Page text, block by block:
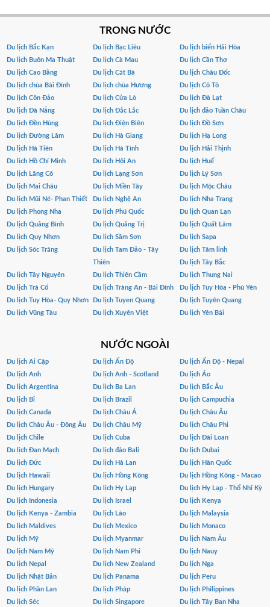
TRONG NƯỚC
Du lịch Bắc Kạn Du lịch Bạc Liêu
Du lịch biển Hải Hòa
Du lịch Buôn Ma Thuật
Du lịch Cà Mau
Du lịch Cần Thơ
Du lịch Cao Bằng
Du lịch Cát Bà
Du lịch Châu Đốc
Du lịch chùa Bái Đính
Du lịch chùa Hương
Du lịch Cô Tô
Du lịch Côn Đảo
Du lịch Cửa Lò
Du lịch Đà Lạt
Du lịch Đà Nẵng
Du lịch Đắc Lắc
Du lịch đảo Tuần Châu
Du lịch Đền Hùng
Du lịch Điện Biên
Du lịch Đồ Sơn
Du lịch Đường Lâm
Du lịch Hà Giang
Du lịch Hạ Long
Du lịch Hà Tiên
Du lịch Hà Tĩnh
Du lịch Hải Thịnh
Du lịch Hồ Chí Minh
Du lịch Hội An
Du lịch Huế
Du lịch Lăng Cô
Du lịch Lạng Sơn
Du lịch Lý Sơn
Du lịch Mai Châu
Du lịch Miền Tây
Du lịch Mộc Châu
Du lịch Mũi Né- Phan Thiết
Du lịch Nghệ An
Du lịch Nha Trang
Du lịch Phong Nha
Du lịch Phú Quốc
Du lịch Quan Lạn
Du lịch Quảng Bình
Du lịch Quảng Trị
Du lịch Quất Lâm
Du lịch Quy Nhơn
Du lịch Sầm Sơn
Du lịch Sapa
Du lịch Sóc Trăng
Du lịch Tam Đảo - Tây
Thiên
Du lịch Tâm linh
Du lịch Tây Bắc
Du lịch Tây Nguyên
Du lịch Thiên Cầm
Du lịch Thung Nai
Du lịch Trà Cổ
Du lịch Tràng An - Bái Đính
Du lịch Tuy Hòa - Phú Yên
Du lịch Tuy Hòa- Quy Nhơn
Du lịch Tuyen Quang
Du lịch Tuyên Quang
Du lịch Vũng Tàu
Du lịch Xuyên Việt Du lịch Yên Bái
NƯỚC NGOÀI
Du lịch Ai Cập Du lịch Ấn Độ
Du lịch Ấn Độ - Nepal
Du lịch Anh
Du lịch Anh - Scotland
Du lịch Áo
Du lịch Argentina
Du lịch Ba Lan
Du lịch Bắc Âu
Du lịch Bỉ
Du lịch Brazil
Du lịch Campuchia
Du lịch Canada
Du lịch Châu Á
Du lịch Châu Âu
Du lịch Châu Âu - Đông Âu
Du lịch Châu Mỹ
Du lịch Châu Phi
Du lịch Chile
Du lịch Cuba
Du lịch Đài Loan
Du lịch Đan Mạch
Du lịch đảo Bali
Du lịch Dubai
Du lịch Đức
Du lịch Hà Lan
Du lịch Hàn Quốc
Du lịch Hawaii
Du lịch Hồng Kông
Du lịch Hồng Kông - Macao
Du lịch Hungary
Du lịch Hy Lạp
Du lịch Hy Lạp - Thổ Nhĩ Kỳ
Du lịch Indonesia
Du lịch Israel
Du lịch Kenya
Du lịch Kenya - Zambia
Du lịch Lào
Du lịch Malaysia
Du lịch Maldives
Du lịch Mexico
Du lịch Monaco
Du lịch Mỹ
Du lịch Myanmar
Du lịch Nam Âu
Du lịch Nam Mỹ
Du lịch Nam Phi
Du lịch Nauy
Du lịch Nepal
Du lịch New Zealand
Du lịch Nga
Du lịch Nhật Bản
Du lịch Panama
Du lịch Peru
Du lịch Phần Lan
Du lịch Pháp
Du lịch Philippines
Du lịch Séc
Du lịch Singapore
Du lịch Tây Ban Nha